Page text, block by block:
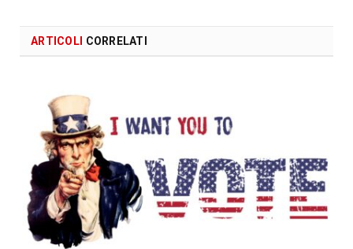
ARTICOLI CORRELATI